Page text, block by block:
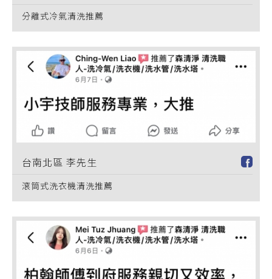
分離式冷氣清洗推薦
台南北區 李先生
滾筒式洗衣機清洗推薦